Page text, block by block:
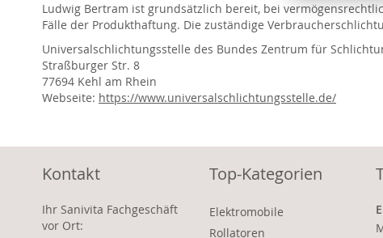
Ludwig Bertram ist grundsätzlich bereit, bei
Fälle der Produkthaftung. Die zuständige
Universalschlichtungsstelle des Bundes Zentrum für
Straßburger Str. 8
77694 Kehl am Rhein
Webseite: https://www.universalschlichtungsstelle.de/
Kontakt
Ihr Sanivita Fachgeschäft
vor Ort:
Top-Kategorien
Elektromobile
Rollatoren